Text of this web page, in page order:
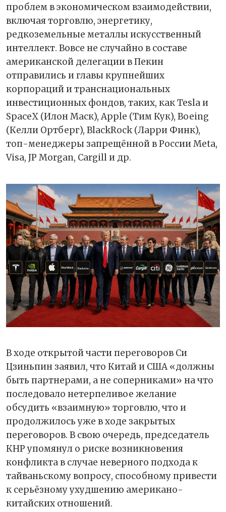
проблем в экономическом взаимодействии,
включая торговлю, энергетику,
редкоземельные металлы искусственный
интеллект. Вовсе не случайно в составе
американской делегации в Пекин
отправились и главы крупнейших
корпораций и транснациональных
инвестиционных фондов, таких, как Tesla и
SpaceX (Илон Маск), Apple (Тим Кук), Boeing
(Келли Ортберг), BlackRock (Ларри Финк),
топ-менеджеры запрещённой в России Meta,
Visa, JP Morgan, Cargill и др.
В ходе открытой части переговоров Си
Цзиньпин заявил, что Китай и США «должны
быть партнерами, а не соперниками» на что
последовало нетерпеливое желание
обсудить «взаимную» торговлю, что и
продолжилось уже в ходе закрытых
переговоров. В свою очередь, председатель
КНР упомянул о риске возникновения
конфликта в случае неверного подхода к
тайваньскому вопросу, способному привести
к серьёзному ухудшению американо-
китайских отношений.